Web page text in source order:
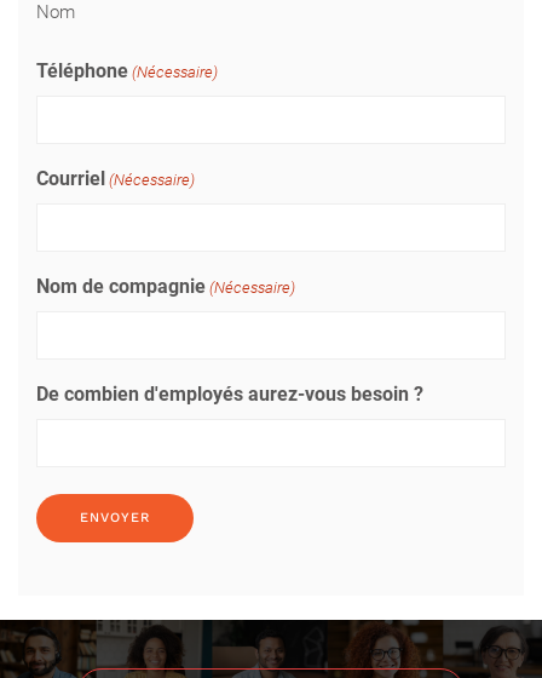
Nom
Téléphone (Nécessaire)
Courriel (Nécessaire)
Nom de compagnie (Nécessaire)
De combien d'employés aurez-vous besoin ?